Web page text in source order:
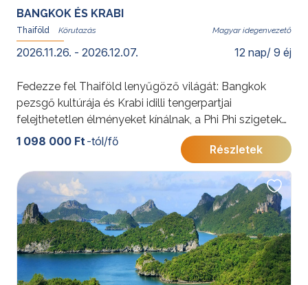
BANGKOK ÉS KRABI
Thaiföld Magyar idegenvezető
2026.11.26. - 2026.12.07. 12 nap/ 9 éj
Fedezze fel Thaiföld lenyűgöző világát: Bangkok
pezsgő kultúrája és Krabi idilli tengerpartjai
felejthetetlen élményeket kínálnak, a Phi Phi szigetek
varázslatos látványával megkoronázva az utazást. Ez
a program tökéletes egyensúlyt teremt élmények és
pihenés között.További érdekességekért Thaiföldről
kattintson ide
1 098 000 Ft -tól/fő
Részletek